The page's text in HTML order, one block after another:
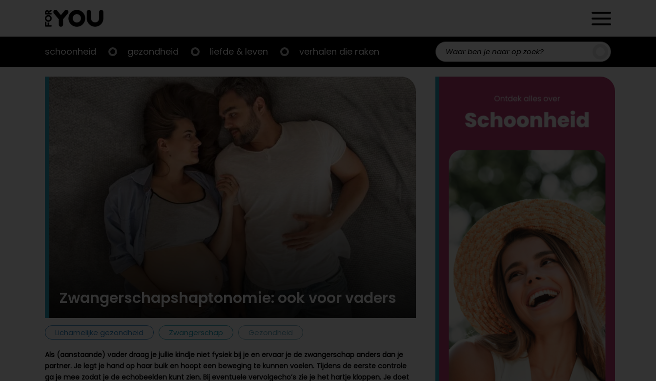
schoonheid gezondheid liefde & leven verhalen die raken Zoeken
Zwangerschapshaptonomie: ook voor vaders
Lichamelijke gezondheid Zwangerschap Gezondheid
Als (aanstaande) vader draag je jullie kindje niet fysiek bij je en ervaar je de zwangerschap anders dan je
partner. Je legt je hand op haar buik en hoopt een beweging te kunnen voelen. Tijdens de eerste controle
ga je mee zodat je de echobeelden kunt zien. Bij eventuele vervolgecho’s zie je het hartje kloppen. Je doet